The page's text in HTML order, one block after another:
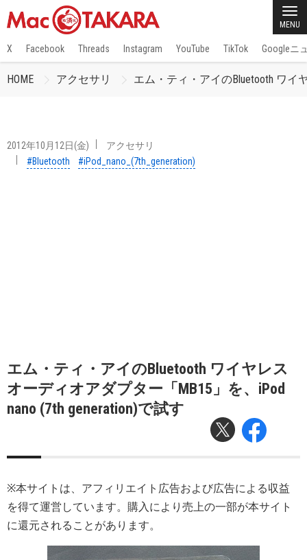
MENU
X Facebook Threads Instagram YouTube TikTok Googleニ
HOME アクセサリ エム・ティ・アイのBluetooth ワイ
2012年10月12日(金)
アクセサリ
#Bluetooth
#iPod_nano_(7th_generation)
エム・ティ・アイのBluetooth ワイヤレス
オーディオアダプター「MB15」を、iPod
nano (7th generation)で試す
※本サイトは、アフィリエイト広告および広告による収益
を得て運営しています。購入により売上の一部が本サイト
に還元されることがあります。